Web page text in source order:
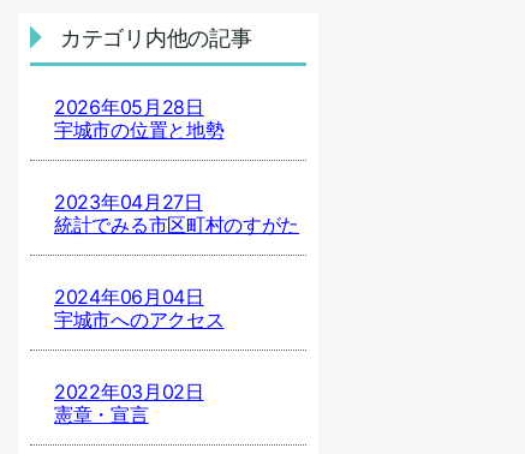
カテゴリ内他の記事
2026年05月28日
宇城市の位置と地勢
2023年04月27日
統計でみる市区町村のすがた
2024年06月04日
宇城市へのアクセス
2022年03月02日
憲章・宣言